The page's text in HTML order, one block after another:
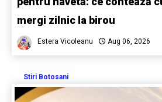
mergi zilnic la birou
Estera Vicoleanu Aug 06, 2026
Stiri Botosani